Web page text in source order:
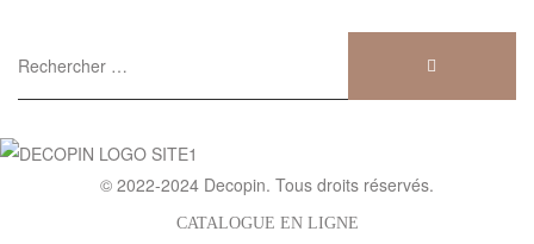
pour
© 2022-2024 Decopin. Tous droits réservés.
CATALOGUE EN LIGNE